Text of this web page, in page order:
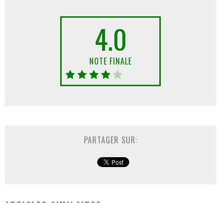
4.0
NOTE FINALE
PARTAGER SUR: